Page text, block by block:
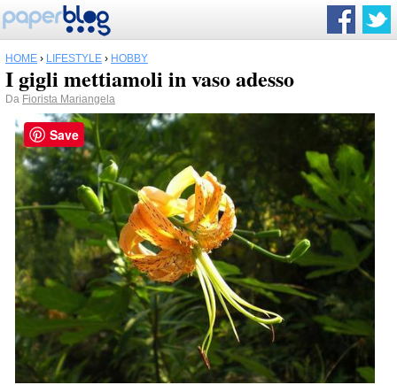
HOME › LIFESTYLE › HOBBY
I gigli mettiamoli in vaso adesso
Da Fiorista Mariangela
Save